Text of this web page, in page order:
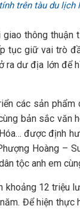
trên tàu du
thông
tục giữ vai trò
ra dư địa lớn để
các sản
bản sắc văn
được định
Hoàng –
tộc anh em
12 triệu
Để hiện